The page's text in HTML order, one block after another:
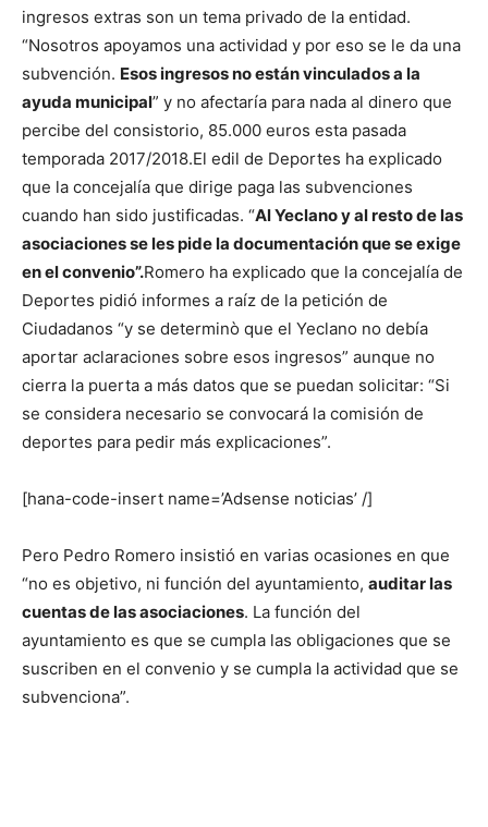
ingresos extras son un tema privado de la entidad.
“Nosotros apoyamos una actividad y por eso se le da una
subvención. Esos ingresos no están vinculados a la
ayuda municipal” y no afectaría para nada al dinero que
percibe del consistorio, 85.000 euros esta pasada
temporada 2017/2018.El edil de Deportes ha explicado
que la concejalía que dirige paga las subvenciones
cuando han sido justificadas. “Al Yeclano y al resto de las
asociaciones se les pide la documentación que se exige
en el convenio”.Romero ha explicado que la concejalía de
Deportes pidió informes a raíz de la petición de
Ciudadanos “y se determinò que el Yeclano no debía
aportar aclaraciones sobre esos ingresos” aunque no
cierra la puerta a más datos que se puedan solicitar: “Si
se considera necesario se convocará la comisión de
deportes para pedir más explicaciones”.
[hana-code-insert name=’Adsense noticias’ /]
Pero Pedro Romero insistió en varias ocasiones en que
“no es objetivo, ni función del ayuntamiento, auditar las
cuentas de las asociaciones. La función del
ayuntamiento es que se cumpla las obligaciones que se
suscriben en el convenio y se cumpla la actividad que se
subvenciona”.